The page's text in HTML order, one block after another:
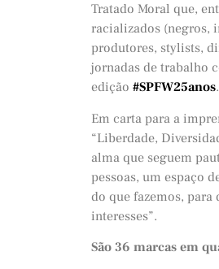
Tratado Moral que,
racializados (negros,
produtores, stylists,
jornadas de trabalho
edição #SPFW25anos.
Em carta para a
“Liberdade,
alma que seguem
pessoas, um espaço
do que fazemos,
interesses”.
São 36 marcas em